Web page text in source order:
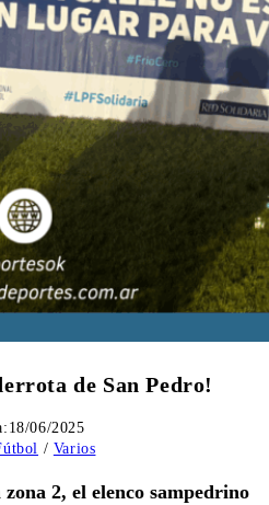
de San Pedro!
18/06/2025
/ Varios
2, el elenco sampedrino